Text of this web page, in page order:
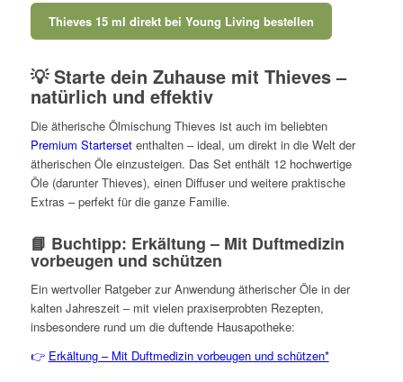
Thieves 15 ml direkt bei Young Living bestellen
💡 Starte dein Zuhause mit Thieves –
natürlich und effektiv
Die ätherische Ölmischung Thieves ist auch im beliebten
Premium Startersetenthalten – ideal, um direkt in die Welt der
ätherischen Öle einzusteigen. Das Set enthält 12 hochwertige
Öle (darunter Thieves), einen Diffuser und weitere praktische
Extras – perfekt für die ganze Familie.
📘 Buchtipp: Erkältung – Mit Duftmedizin
vorbeugen und schützen
Ein wertvoller Ratgeber zur Anwendung ätherischer Öle in der
kalten Jahreszeit – mit vielen praxiserprobten Rezepten,
insbesondere rund um die duftende Hausapotheke:
👉 Erkältung – Mit Duftmedizin vorbeugen und schützen*